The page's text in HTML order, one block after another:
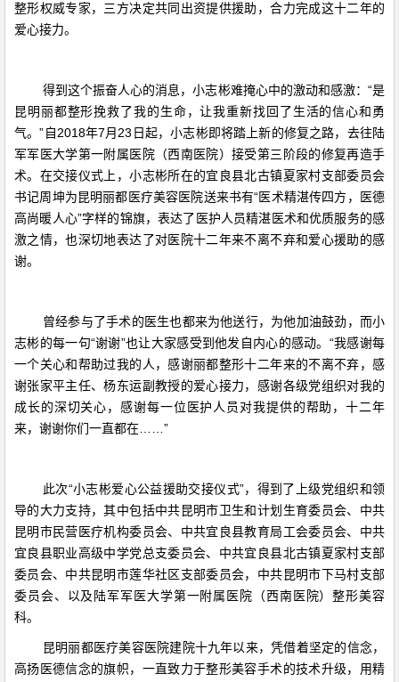
整形权威专家，三方决定共同出资提供援助，合力完成这十二年的
爱心接力。
得到这个振奋人心的消息，小志彬难掩心中的激动和感激：“是
昆明丽都整形挽救了我的生命，让我重新找回了生活的信心和勇
气。”自2018年7月23日起，小志彬即将踏上新的修复之路，去往陆
军军医大学第一附属医院（西南医院）接受第三阶段的修复再造手
术。在交接仪式上，小志彬所在的宜良县北古镇夏家村支部委员会
书记周坤为昆明丽都医疗美容医院送来书有“医术精湛传四方，医德
高尚暖人心”字样的锦旗，表达了医护人员精湛医术和优质服务的感
激之情，也深切地表达了对医院十二年来不离不弃和爱心援助的感
谢。
曾经参与了手术的医生也都来为他送行，为他加油鼓劲，而小
志彬的每一句“谢谢”也让大家感受到他发自内心的感动。“我感谢每
一个关心和帮助过我的人，感谢丽都整形十二年来的不离不弃，感
谢张家平主任、杨东运副教授的爱心接力，感谢各级党组织对我的
成长的深切关心，感谢每一位医护人员对我提供的帮助，十二年
来，谢谢你们一直都在……”
此次“小志彬爱心公益援助交接仪式”，得到了上级党组织和领
导的大力支持，其中包括中共昆明市卫生和计划生育委员会、中共
昆明市民营医疗机构委员会、中共宜良县教育局工会委员会、中共
宜良县职业高级中学党总支委员会、中共宜良县北古镇夏家村支部
委员会、中共昆明市莲华社区支部委员会，中共昆明市下马村支部
委员会、以及陆军军医大学第一附属医院（西南医院）整形美容
科。
昆明丽都医疗美容医院建院十九年以来，凭借着坚定的信念，
高扬医德信念的旗帜，一直致力于整形美容手术的技术升级，用精